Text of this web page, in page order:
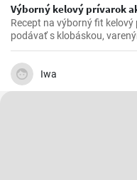
Výborný kelový prívarok
Recept na výborný fit
podávať s klobáskou,
Iwa